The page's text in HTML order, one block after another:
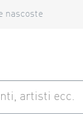
nascoste